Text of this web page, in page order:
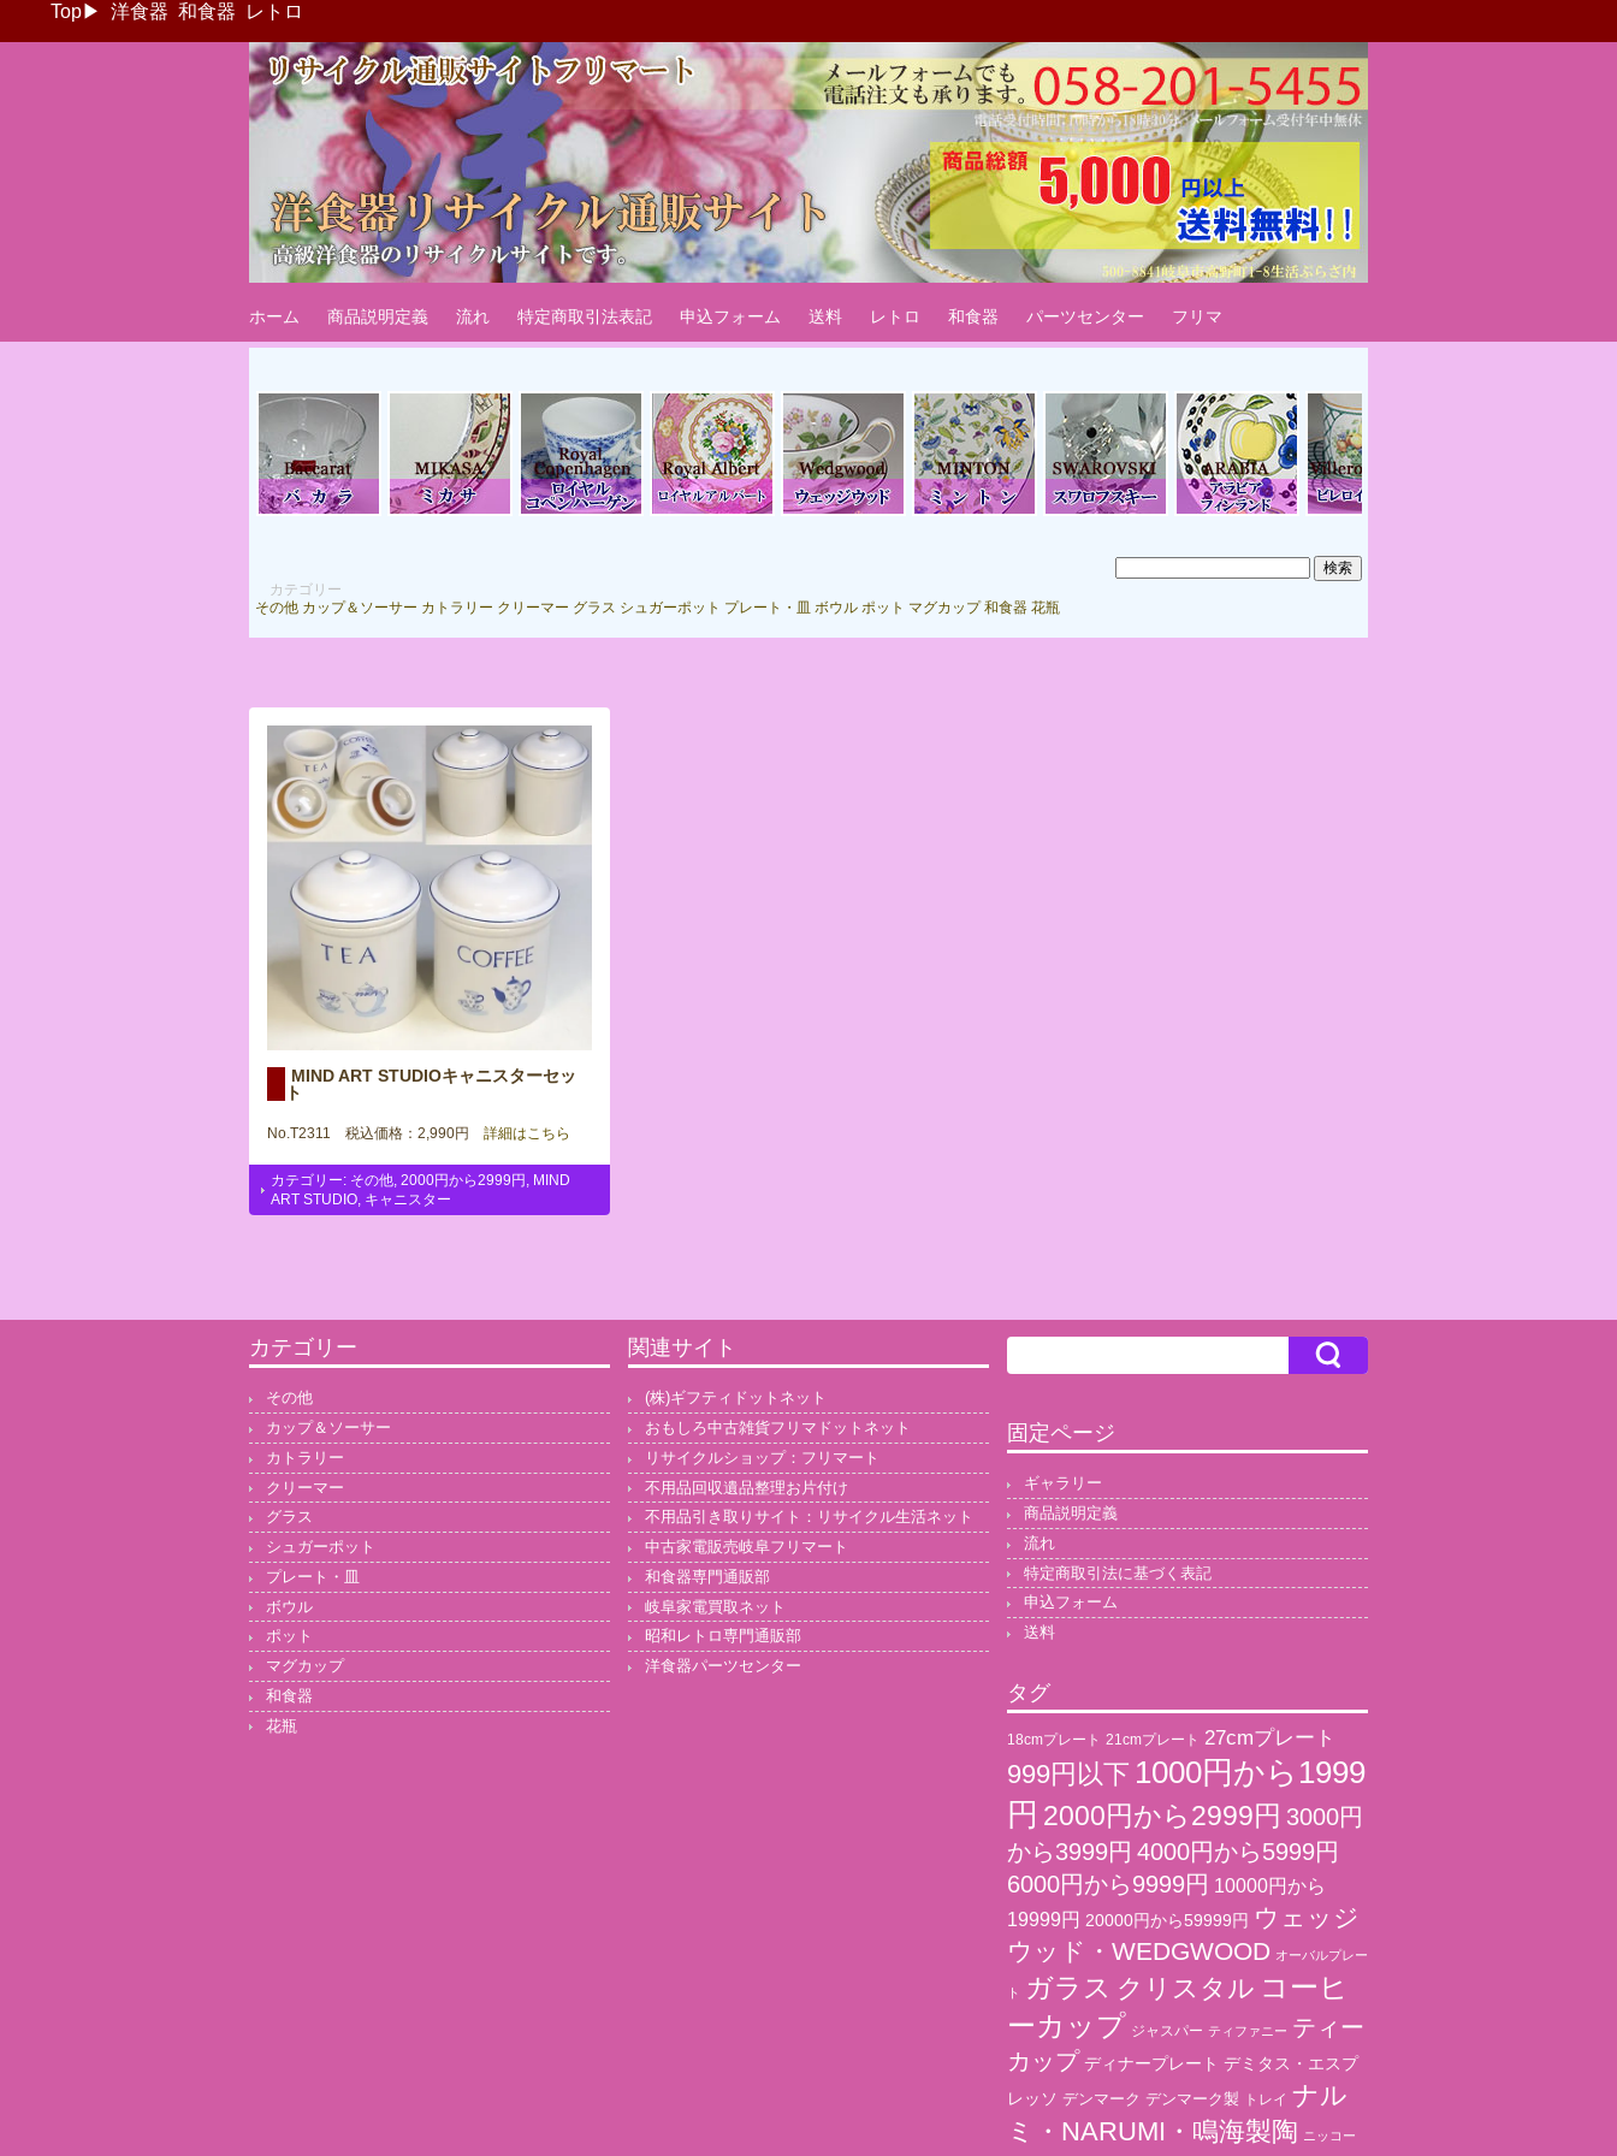
Top▶ 洋食器 和食器 レトロ
ブランド洋食器：リサイクル通販サイトフリマート
海外国内ブランド洋食器・カップ＆ソーサー椀皿などのテーブルウェアリサイクル通販サイトです。
ホーム 商品説明定義 流れ 特定商取引法表記 申込フォーム 送料 レトロ 和食器 パーツセンター フリマ
カテゴリー
その他 カップ＆ソーサー カトラリー クリーマー グラス シュガーポット プレート・皿 ボウル ポット マグカップ 和食器 花瓶
MIND ART STUDIOキャニスターセッ
ト
No.T2311 税込価格：2,990円 詳細はこちら
カテゴリー: その他 2000円から2999円
MIND
ART STUDIO キャニスター
カテゴリー
その他
カップ＆ソーサー
カトラリー
クリーマー
グラス
シュガーポット
プレート・皿
ボウル
ポット
マグカップ
和食器
花瓶
関連サイト
(株)ギフティドットネット
おもしろ中古雑貨フリマドットネット
リサイクルショップ：フリマート
不用品回収遺品整理お片付け
不用品引き取りサイト：リサイクル生活ネット
中古家電販売岐阜フリマート
和食器専門通販部
岐阜家電買取ネット
昭和レトロ専門通販部
洋食器パーツセンター
固定ページ
ギャラリー
商品説明定義
流れ
特定商取引法に基づく表記
申込フォーム
送料
タグ
18cmプレート 21cmプレート 27cmプレート
999円以下 1000円から1999
円 2000円から2999円 3000円
から3999円 4000円から5999円
6000円から9999円 10000円から
19999円 20000円から59999円 ウェッジ
ウッド・WEDGWOOD オーバルプレー
ト ガラス クリスタル コーヒ
ーカップ ジャスパー ティファニー ティー
カップ ディナープレート デミタス・エスプ
レッソ デンマーク デンマーク製 トレイ ナル
ミ・NARUMI・鳴海製陶 ニッコー